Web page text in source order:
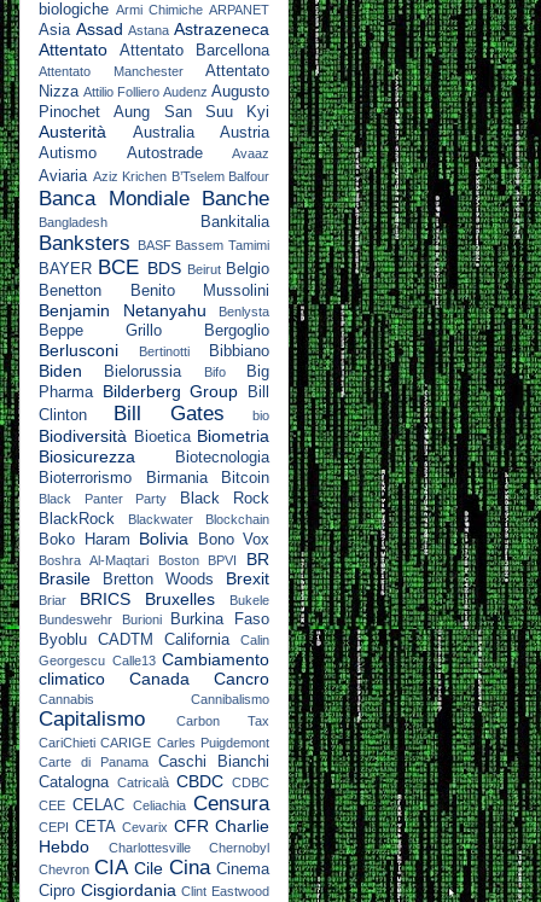
biologiche Armi Chimiche ARPANET
Asia Assad Astana Astrazeneca
Attentato
Attentato Barcellona
Attentato Manchester
Attentato
Nizza Attilio Folliero Audenz Augusto
Pinochet
Aung San Suu Kyi
Austerità Australia
Austria
Autismo
Autostrade Avaaz
Aviaria Aziz Krichen B’Tselem Balfour
Banca Mondiale Banche
Bangladesh Bankitalia
Banksters BASF Bassem Tamimi
BAYER BCE BDS Beirut Belgio
Benetton
Benito Mussolini
Benjamin Netanyahu Benlysta
Beppe Grillo Bergoglio
Berlusconi Bertinotti Bibbiano
Biden Bielorussia Bifo
Big
Pharma
Bilderberg Group
Bill
Clinton
Bill Gates bio
Biodiversità Bioetica Biometria
Biosicurezza
Biotecnologia
Bioterrorismo
Birmania Bitcoin
Black Panter Party
Black Rock
BlackRock
Blackwater Blockchain
Boko Haram Bolivia Bono Vox
Boshra Al-Maqtari Boston BPVI
BR
Brasile
Bretton Woods Brexit
Briar BRICS Bruxelles
Bukele
Bundeswehr
Burioni
Burkina Faso
Byoblu
CADTM California
Calin
Georgescu Calle13 Cambiamento
climatico
Canada Cancro
Cannabis Cannibalismo
Capitalismo
Carbon Tax
CariChieti CARIGE Carles Puigdemont
Carte di Panama
Caschi Bianchi
Catalogna Catricalà CBDC CDBC
CEE CELAC Celiachia Censura
CEPI CETA Cevarix CFR Charlie
Hebdo
Charlottesville
Chernobyl
Chevron CIA Cile Cina Cinema
Cipro Cisgiordania Clint Eastwood